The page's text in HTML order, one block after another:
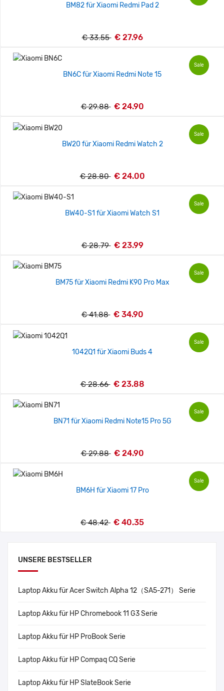
UNSERE BESTSELLER
Laptop Akku für Acer Switch Alpha 12（SA5-271） Serie
Laptop Akku für HP Chromebook 11 G3 Serie
Laptop Akku für HP ProBook Serie
Laptop Akku für HP Compaq CQ Serie
Laptop Akku für HP SlateBook Serie
BM82 für Xiaomi Redmi Pad 2
€ 33.55 € 27.96
Sale
BN6C für Xiaomi Redmi Note 15
€ 29.88 € 24.90
Sale
BW20 für Xiaomi Redmi Watch 2
€ 28.80 € 24.00
Sale
BW40-S1 für Xiaomi Watch S1
€ 28.79 € 23.99
Sale
BM75 für Xiaomi Redmi K90 Pro Max
€ 41.88 € 34.90
Sale
1042Q1 für Xiaomi Buds 4
€ 28.66 € 23.88
Sale
BN71 für Xiaomi Redmi Note15 Pro 5G
€ 29.88 € 24.90
Sale
BM6H für Xiaomi 17 Pro
€ 48.42 € 40.35